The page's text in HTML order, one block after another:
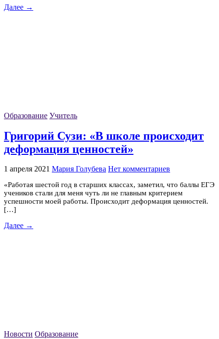
Далее →
Образование Учитель
Григорий Сузи: «В школе происходит
деформация ценностей»
1 апреля 2021 Мария Голубева Нет комментариев
«Работая шестой год в старших классах, заметил, что баллы ЕГЭ
учеников стали для меня чуть ли не главным критерием
успешности моей работы. Происходит деформация ценностей.
[…]
Далее →
Новости Образование